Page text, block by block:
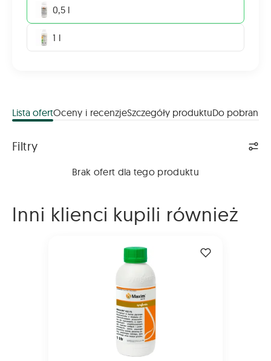
0,5 l
1 l
Lista ofertOceny i recenzjeSzczegóły produktuDo pobrania
Filtry
Brak ofert dla tego produktu
Inni klienci kupili również